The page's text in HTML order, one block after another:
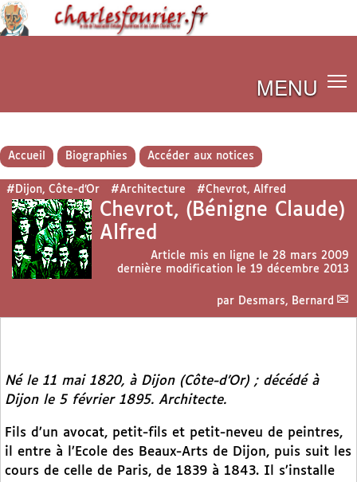
MENU
Accueil Biographies Accéder aux notices
#Dijon, Côte-d’Or #Architecture #Chevrot, Alfred
Chevrot, (Bénigne Claude)
Alfred
Article mis en ligne le 28 mars 2009
dernière modification le 19 décembre 2013
par Desmars, Bernard
Né le 11 mai 1820, à Dijon (Côte-d’Or) ; décédé à
Dijon le 5 février 1895. Architecte.
Fils d’un avocat, petit-fils et petit-neveu de peintres,
il entre à l’Ecole des Beaux-Arts de Dijon, puis suit les
cours de celle de Paris, de 1839 à 1843. Il s’installe